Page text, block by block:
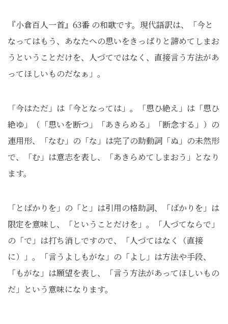
『小倉百人一首』63番 の和歌です。現代語訳は、「今と
なってはもう、あなたへの思いをきっぱりと諦めてしまお
うということだけを、人づてではなく、直接言う方法があ
ってほしいものだなぁ」。
「今はただ」は「今となっては」。「思ひ絶え」は「思ひ
絶ゆ」（「思いを断つ」「あきらめる」「断念する」）の
連用形、「なむ」の「な」は完了の助動詞「ぬ」の未然形
で、「む」は意志を表し、「あきらめてしまおう」となり
ます。
「とばかりを」の「と」は引用の格助詞、「ばかりを」は
限定を意味し、「ということだけを」。「人づてならで」
の「で」は打ち消しですので、「人づてはなく（直接
に）」。「言うよしもがな」の「よし」は方法や手段、
「もがな」は願望を表し、「言う方法があってほしいもの
だ」という意味になります。